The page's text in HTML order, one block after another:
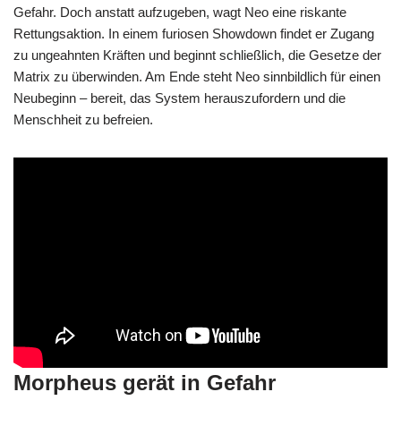
Gefahr. Doch anstatt aufzugeben, wagt Neo eine riskante
Rettungsaktion. In einem furiosen Showdown findet er Zugang
zu ungeahnten Kräften und beginnt schließlich, die Gesetze der
Matrix zu überwinden. Am Ende steht Neo sinnbildlich für einen
Neubeginn – bereit, das System herauszufordern und die
Menschheit zu befreien.
Morpheus gerät in Gefahr